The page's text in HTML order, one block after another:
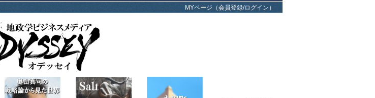
MYページ（会員登録/ログイン）